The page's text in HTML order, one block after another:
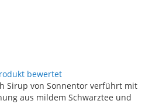
bewertet
Sirup von Sonnentor verführt mit
aus mildem Schwarztee und